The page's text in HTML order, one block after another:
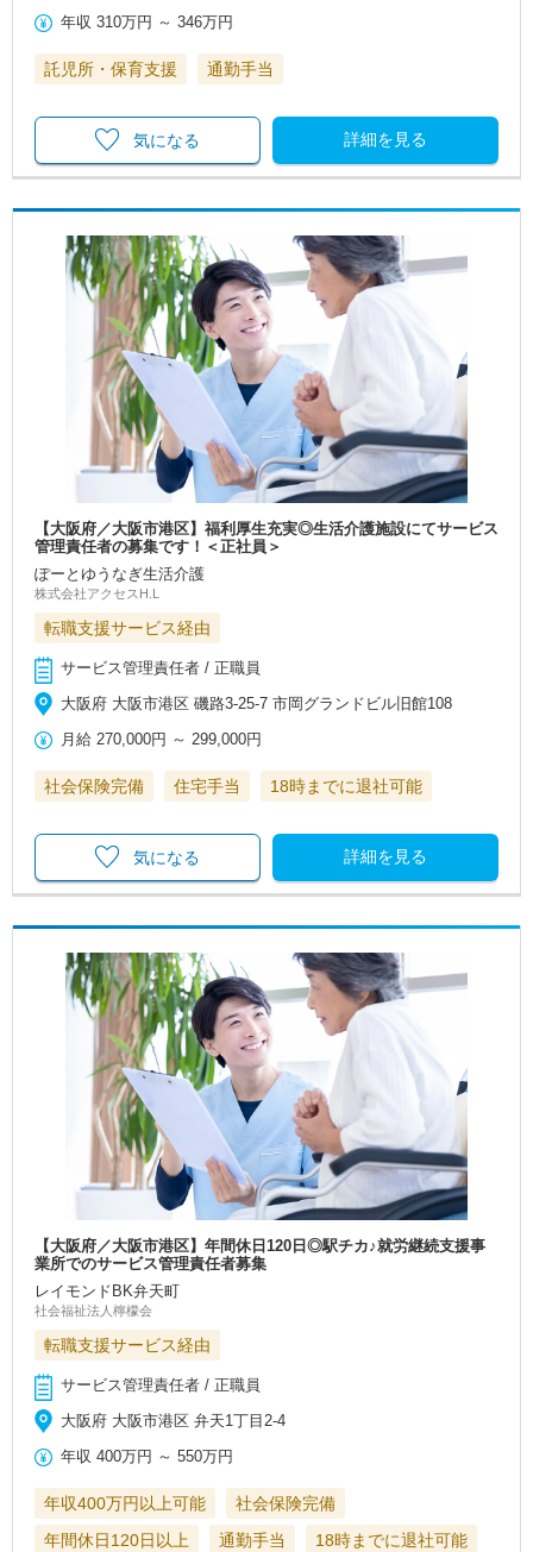
年収 310万円 ～346万円
託児所・保育支援 通勤手当
詳細を見る
気になる
【大阪府／大阪市港区】福利厚生充実◎生活介護施設にてサービス
管理責任者の募集です！＜正社員＞
ぽーとゆうなぎ生活介護
株式会社アクセスH.L
転職支援サービス経由
サービス管理責任者 / 正職員
大阪府 大阪市港区 磯路3-25-7 市岡グランドビル旧館108
月給 270,000円 ～ 299,000円
社会保険完備 住宅手当 18時までに退社可能
詳細を見る
気になる
【大阪府／大阪市港区】年間休日120日◎駅チカ♪就労継続支援事
業所でのサービス管理責任者募集
レイモンドBK弁天町
社会福祉法人檸檬会
転職支援サービス経由
サービス管理責任者 / 正職員
大阪府 大阪市港区 弁天1丁目2-4
年収 400万円 ～550万円
年収400万円以上可能
社会保険完備
年間休日120日以上
通勤手当 18時までに退社可能